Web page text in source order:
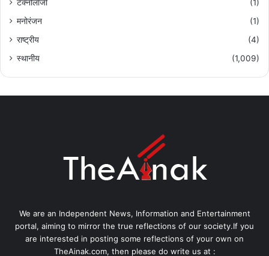
टेक्नोलॉजी
(1)
मनोरंजन
(1)
राष्ट्रीय
(4)
स्थानीय
(1,009)
We are an Independent News, Information and Entertainment
portal, aiming to mirror the true reflections of our society.If you
are interested in posting some reflections of your own on
TheAinak.com, then please do write us at :